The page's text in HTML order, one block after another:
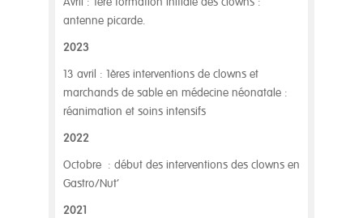
Avril : 1ère formation initiale des clowns :
antenne picarde.
2023
13 avril : 1ères interventions de clowns et
marchands de sable en médecine néonatale :
réanimation et soins intensifs
2022
Octobre : début des interventions des clowns en
Gastro/Nut’
2021